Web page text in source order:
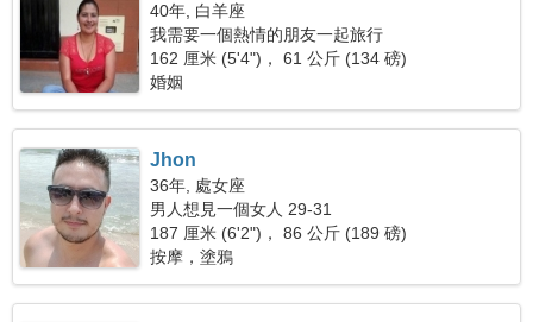
40年, 白羊座
我需要一個熱情的朋友一起旅行
162 厘米 (5'4")， 61 公斤 (134 磅)
婚姻
Jhon
36年, 處女座
男人想見一個女人 29-31
187 厘米 (6'2")， 86 公斤 (189 磅)
按摩，塗鴉